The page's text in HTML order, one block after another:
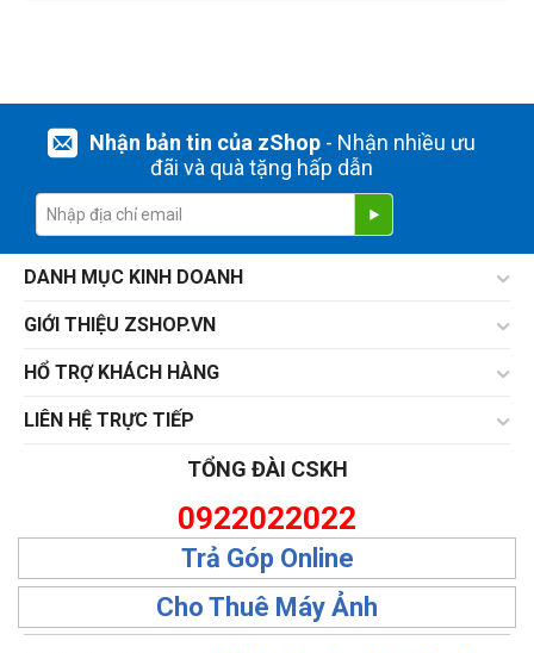
Nhận bản tin của zShop- Nhận nhiều ưu
đãi và quà tặng hấp dẫn
DANH MỤC KINH DOANH
GIỚI THIỆU ZSHOP.VN
HỔ TRỢ KHÁCH HÀNG
LIÊN HỆ TRỰC TIẾP
TỔNG ĐÀI CSKH
0922022022
Trả Góp Online
Cho Thuê Máy Ảnh